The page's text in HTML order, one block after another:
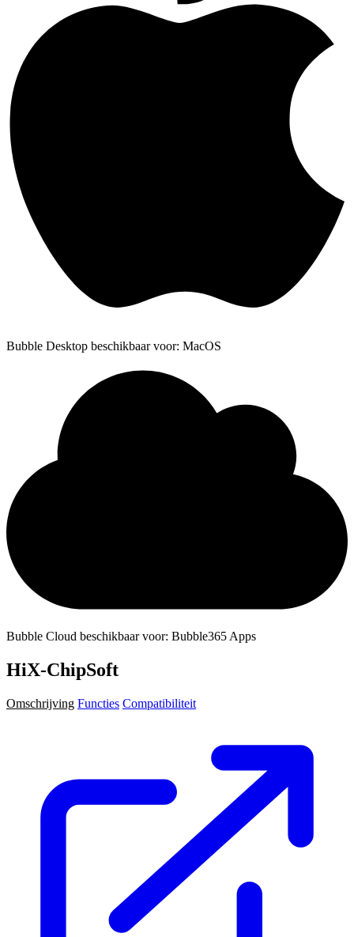
Bubble Desktop beschikbaar voor: MacOS
Bubble Cloud beschikbaar voor: Bubble365 Apps
HiX-ChipSoft
Omschrijving Functies Compatibiliteit